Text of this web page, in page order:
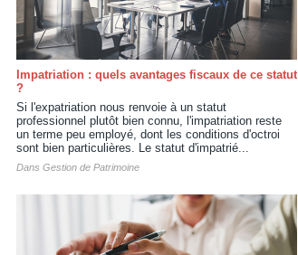
Impatriation : quels avantages fiscaux de ce statut
?
Si l'expatriation nous renvoie à un statut
professionnel plutôt bien connu, l'impatriation reste
un terme peu employé, dont les conditions d'octroi
sont bien particulières. Le statut d'impatrié...
Dans Gestion de Patrimoine